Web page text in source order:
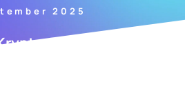
2025
Betrug: Der Fall